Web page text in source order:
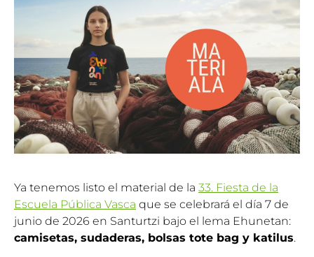
Ya tenemos listo el material de la 33. Fiesta de la
Escuela Pública Vasca que se celebrará el día 7 de
junio de 2026 en Santurtzi bajo el lema Ehunetan:
camisetas, sudaderas, bolsas tote bag y katilus.